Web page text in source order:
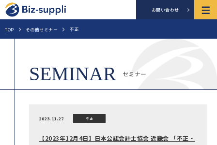
お問い合わせ
TOP その他セミナー 不正
セミナー
2023.11.27 不正
【2023年12月4日】日本公認会計士協会 近畿会 「不正・